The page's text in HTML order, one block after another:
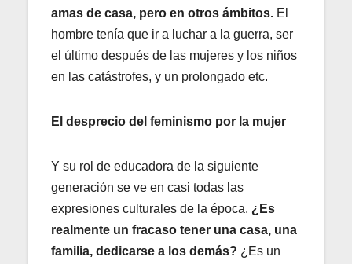
amas de casa, pero en otros ámbitos. El
hombre tenía que ir a luchar a la guerra, ser
el último después de las mujeres y los niños
en las catástrofes, y un prolongado etc.
El desprecio del feminismo por la mujer
Y su rol de educadora de la siguiente
generación se ve en casi todas las
expresiones culturales de la época. ¿Es
realmente un fracaso tener una casa, una
familia, dedicarse a los demás? ¿Es un